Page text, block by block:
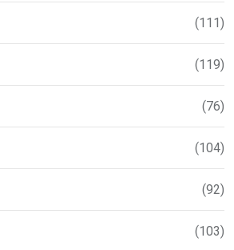
(111)
(119)
(76)
(104)
(92)
(103)